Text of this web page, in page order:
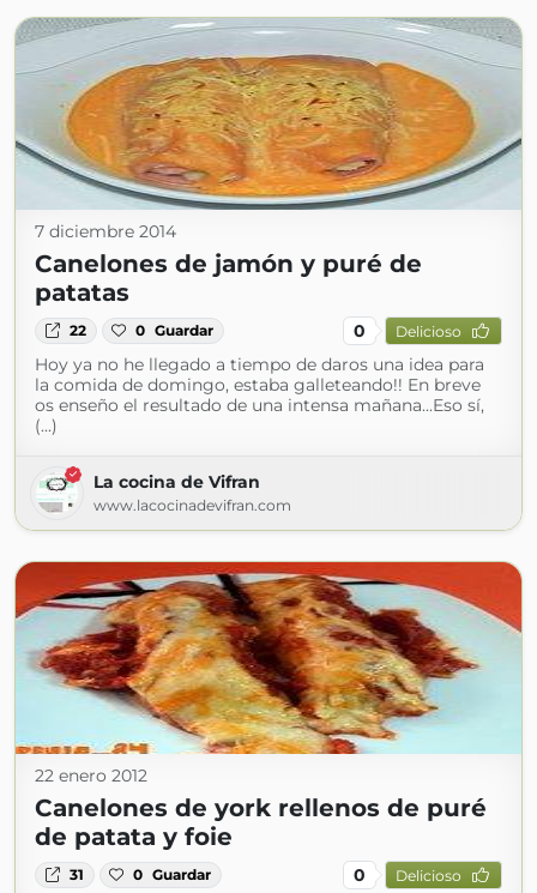
7 diciembre 2014
Canelones de jamón y puré de
patatas
22 0 Guardar 0 Delicioso
Hoy ya no he llegado a tiempo de daros una idea para
la comida de domingo, estaba galleteando!! En breve
os enseño el resultado de una intensa mañana...Eso sí,
(...)
La cocina de Vifran
www.lacocinadevifran.com
22 enero 2012
Canelones de york rellenos de puré
de patata y foie
31 0 Guardar 0 Delicioso